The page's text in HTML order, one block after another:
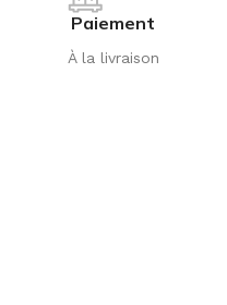
Paiement
À la livraison